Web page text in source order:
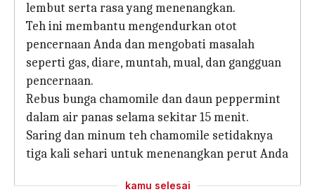
lembut serta rasa yang menenangkan.
Teh ini membantu mengendurkan otot
pencernaan Anda dan mengobati masalah
seperti gas, diare, muntah, mual, dan gangguan
pencernaan.
Rebus bunga chamomile dan daun peppermint
dalam air panas selama sekitar 15 menit.
Saring dan minum teh chamomile setidaknya
tiga kali sehari untuk menenangkan perut Anda
kamu selesai